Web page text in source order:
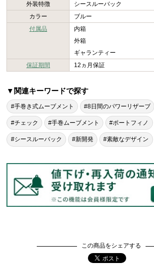
外装特徴
シースルーバック
カラー
ブルー
付属品
内箱
外箱
ギャランティー
保証期間
12ヵ月保証
▼関連キーワードで探す
#手巻き式ムーブメント #8日間のパワーリザーブ
#チェック #手巻ムーブメント #ポートフィノ
#シースルーバック #新開発 #素敵なデザイン
この商品をシェアする